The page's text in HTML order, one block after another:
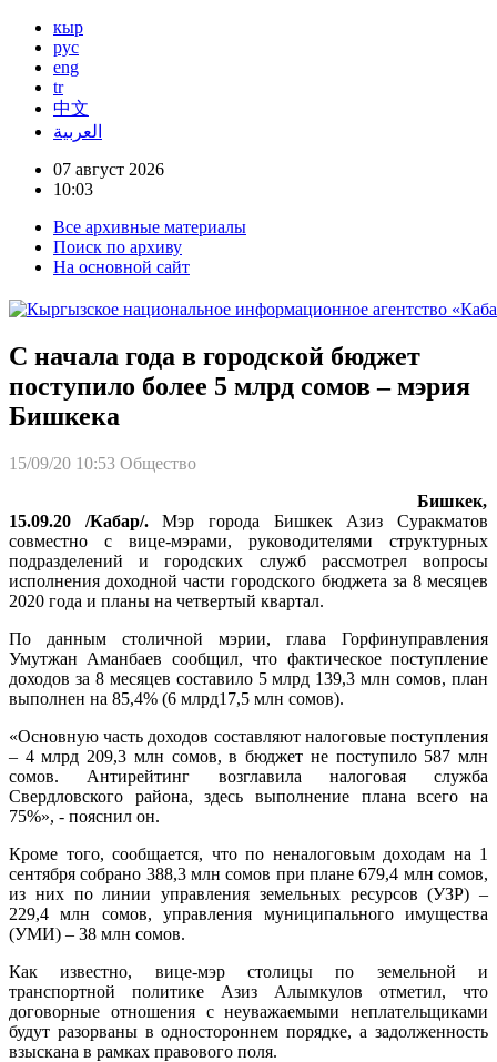
кыр
рус
eng
tr
中文
العربية
07 август 2026
10:03
Все архивные материалы
Поиск по архиву
На основной сайт
С начала года в городской бюджет
поступило более 5 млрд сомов – мэрия
Бишкека
15/09/20 10:53 Общество
Бишкек,
15.09.20 /Кабар/.Мэр города Бишкек Азиз Суракматов
совместно с вице-мэрами, руководителями структурных
подразделений и городских служб рассмотрел вопросы
исполнения доходной части городского бюджета за 8 месяцев
2020 года и планы на четвертый квартал.
По данным столичной мэрии, глава Горфинуправления
Умутжан Аманбаев сообщил, что фактическое поступление
доходов за 8 месяцев составило 5 млрд 139,3 млн сомов, план
выполнен на 85,4% (6 млрд17,5 млн сомов).
«Основную часть доходов составляют налоговые поступления
– 4 млрд 209,3 млн сомов, в бюджет не поступило 587 млн
сомов. Антирейтинг возглавила налоговая служба
Свердловского района, здесь выполнение плана всего на
75%», - пояснил он.
Кроме того, сообщается, что по неналоговым доходам на 1
сентября собрано 388,3 млн сомов при плане 679,4 млн сомов,
из них по линии управления земельных ресурсов (УЗР) –
229,4 млн сомов, управления муниципального имущества
(УМИ) – 38 млн сомов.
Как известно, вице-мэр столицы по земельной и
транспортной политике Азиз Алымкулов отметил, что
договорные отношения с неуважаемыми неплательщиками
будут разорваны в одностороннем порядке, а задолженность
взыскана в рамках правового поля.